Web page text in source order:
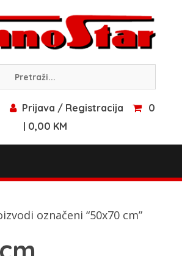
Prijava / Registracija
0
| 0,00 KM
označeni “50x70 cm”